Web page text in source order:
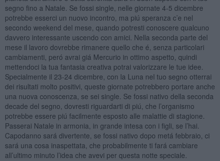
segno fino a Natale. Se fossi single, nelle giornate 4-5 dicembre
potrebbe esserci un nuovo incontro, ma piú speranza c’e nel
secondo weekend del mese, quando potresti conoscere qualcuno
davvero interessante uscendo con amici. Nella seconda parte del
mese il lavoro dovrebbe rimanere quello che é, senza particolari
cambiamenti, peró avrai giá Mercurio in ottimo aspetto, quindi
mettendoci la tua fantasia creativa potrai valorizzare le tue idee.
Specialmente il 23-24 dicembre, con la Luna nel tuo segno otterrai
dei risultati molto positivi, queste giornate potrebbero portare anche
una nuova conoscenza, se sei single. Se fossi nativo della seconda
decade del segno, dovresti riguardarti di piú, che l’organismo
potrebbe essere piú facilmente esposto alle malattie di stagione.
Passerai Natale in armonia, in grande intesa con i figli, se l’hai.
Capodanno sará divertente, se fossi nativo dopo metá febbraio, ci
sará una cosa inaspettata, che probabilmente ti fará cambiare
all’ultimo minuto l’idea che avevi per questa notte speciale.